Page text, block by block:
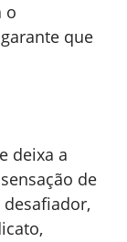
o
que
deixa a
de